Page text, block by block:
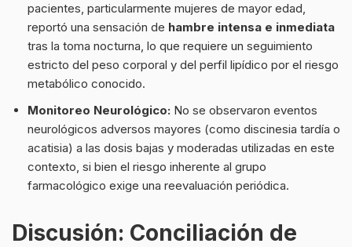
pacientes, particularmente mujeres de mayor edad,
reportó una sensación de hambre intensa e inmediata
tras la toma nocturna, lo que requiere un seguimiento
estricto del peso corporal y del perfil lipídico por el riesgo
metabólico conocido.
Monitoreo Neurológico: No se observaron eventos
neurológicos adversos mayores (como discinesia tardía o
acatisia) a las dosis bajas y moderadas utilizadas en este
contexto, si bien el riesgo inherente al grupo
farmacológico exige una reevaluación periódica.
Discusión: Conciliación de